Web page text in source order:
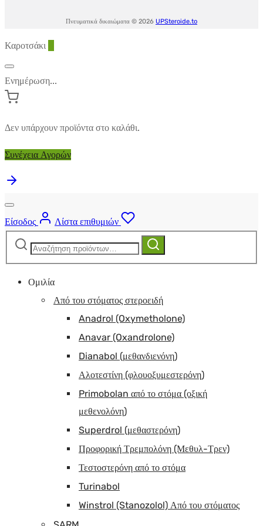
Πνευματικά δικαιώματα © 2026 UPSteroide.to
Καροτσάκι
Ενημέρωση...
Δεν υπάρχουν προϊόντα στο καλάθι.
Συνέχεια Αγορών
Είσοδος
Λίστα επιθυμιών
Αναζήτηση
Αναζήτηση
Ομιλία
Από του στόματος στεροειδή
Anadrol (Oxymetholone)
Anavar (Oxandrolone)
Dianabol (μεθανδιενόνη)
Αλοτεστίνη (φλουοξυμεστερόνη)
Primobolan από το στόμα (οξική
μεθενολόνη)
Superdrol (μεθαστερόνη)
Προφορική Τρεμπολόνη (Μεθυλ-Τρεν)
Τεστοστερόνη από το στόμα
Turinabol
Winstrol (Stanozolol) Από του στόματος